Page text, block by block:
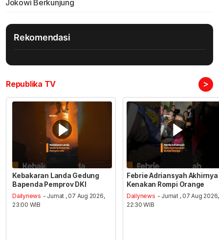
Jokowi Berkunjung
Rekomendasi
Republika TV >
Kebakaran Landa Gedung
Bapenda Pemprov DKI
Dailynews - Jumat , 07 Aug 2026,
23:00 WIB
Febrie Adriansyah Akhirnya
Kenakan Rompi Orange
Dailynews - Jumat , 07 Aug 2026,
22:30 WIB